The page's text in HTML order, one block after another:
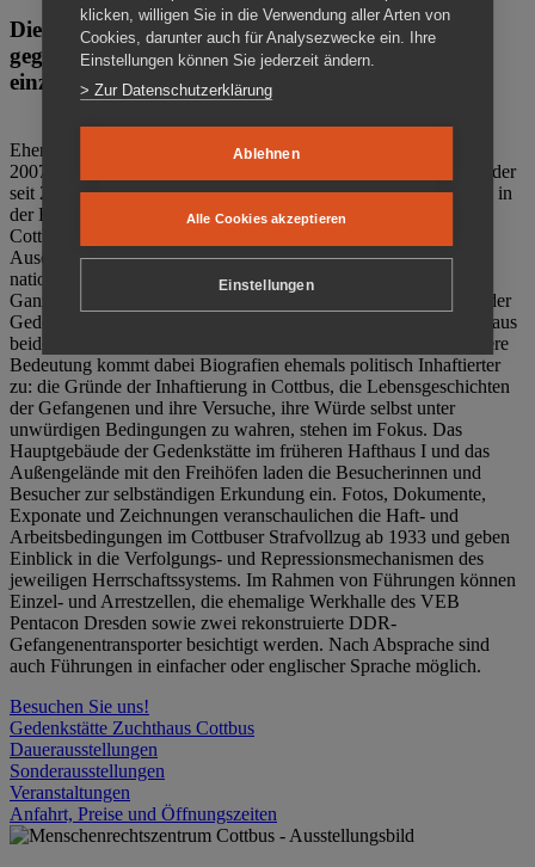
Die Gedenkstätte Zuchthaus Cottbus ist ein Ort
gegen das Vergessen. Anschaulich, nah und
einzigartig.
Ehemalige politische Häftlinge der DDR gründeten im Oktober
2007 den Verein Menschenrechtszentrum Cottbus e. V. (MRZ), der
seit 2011 Eigentümer des ehemaligen Gefängnisses (1860-2002) in
der Bautzener Straße und Träger der Gedenkstätte Zuchthaus
Cottbus ist. Im Zentrum der Arbeit der Gedenkstätte steht die
Auseinandersetzung mit politischem Unrecht während der
nationalsozialistischen Terrorherrschaft und der SED-Diktatur.
Ganzjährig zeigen mehrere Dauer- und Sonderausstellungen in der
Gedenkstätte Zuchthaus Cottbus Beispiele politischen Unrechts aus
beiden deutschen Diktaturen des 20. Jahrhunderts. Eine besondere
Bedeutung kommt dabei Biografien ehemals politisch Inhaftierter
zu: die Gründe der Inhaftierung in Cottbus, die Lebensgeschichten
der Gefangenen und ihre Versuche, ihre Würde selbst unter
unwürdigen Bedingungen zu wahren, stehen im Fokus. Das
Hauptgebäude der Gedenkstätte im früheren Hafthaus I und das
Außengelände mit den Freihöfen laden die Besucherinnen und
Besucher zur selbständigen Erkundung ein. Fotos, Dokumente,
Exponate und Zeichnungen veranschaulichen die Haft- und
Arbeitsbedingungen im Cottbuser Strafvollzug ab 1933 und geben
Einblick in die Verfolgungs- und Repressionsmechanismen des
jeweiligen Herrschaftssystems. Im Rahmen von Führungen können
Einzel- und Arrestzellen, die ehemalige Werkhalle des VEB
Pentacon Dresden sowie zwei rekonstruierte DDR-
Gefangenentransporter besichtigt werden. Nach Absprache sind
auch Führungen in einfacher oder englischer Sprache möglich.
Besuchen Sie uns!
Gedenkstätte Zuchthaus Cottbus
Dauerausstellungen
Sonderausstellungen
Veranstaltungen
Anfahrt, Preise und Öffnungszeiten
klicken, willigen Sie in die Verwendung aller Arten von
Cookies, darunter auch für Analysezwecke ein. Ihre
Einstellungen können Sie jederzeit ändern.
> Zur Datenschutzerklärung
Ablehnen
Alle Cookies akzeptieren
Einstellungen